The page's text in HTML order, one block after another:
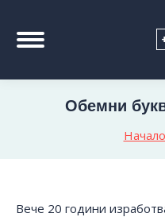
Начало
Обемни
Вече 20 години